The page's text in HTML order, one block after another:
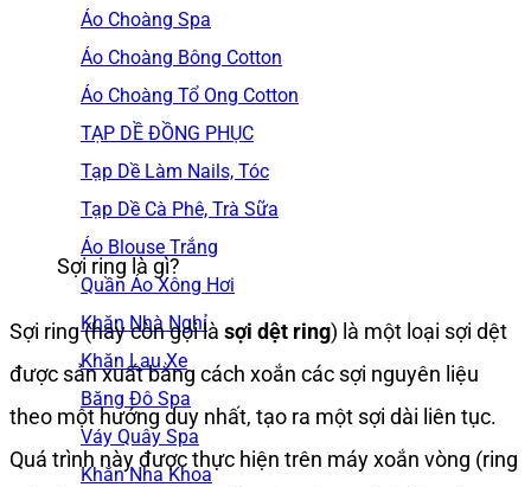
Áo Choàng Spa
Áo Choàng Bông Cotton
Áo Choàng Tổ Ong Cotton
TẠP DỀ ĐỒNG PHỤC
Tạp Dề Làm Nails, Tóc
Tạp Dề Cà Phê, Trà Sữa
Áo Blouse Trắng
Quần Áo Xông Hơi
Khăn Nhà Nghỉ
Khăn Lau Xe
Băng Đô Spa
Váy Quây Spa
Khăn Nha Khoa
Sợi ring là gì?
Sợi ring (hay còn gọi là sợi dệt ring) là một loại sợi dệt
được sản xuất bằng cách xoắn các sợi nguyên liệu
theo một hướng duy nhất, tạo ra một sợi dài liên tục.
Quá trình này được thực hiện trên máy xoắn vòng (ring